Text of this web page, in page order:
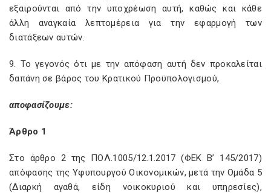
εξαιρούνται από την υποχρέωση αυτή, καθώς και κάθε
άλλη αναγκαία λεπτομέρεια για την εφαρμογή των
διατάξεων αυτών.
9. Το γεγονός ότι με την απόφαση αυτή δεν προκαλείται
δαπάνη σε βάρος του Κρατικού Προϋπολογισμού,
αποφασίζουμε:
Άρθρο 1
Στο άρθρο 2 της ΠΟΛ.1005/12.1.2017 (ΦΕΚ Β’ 145/2017)
απόφασης της Υφυπουργού Οικονομικών, μετά την Ομάδα 5
(Διαρκή αγαθά, είδη νοικοκυριού και υπηρεσίες),